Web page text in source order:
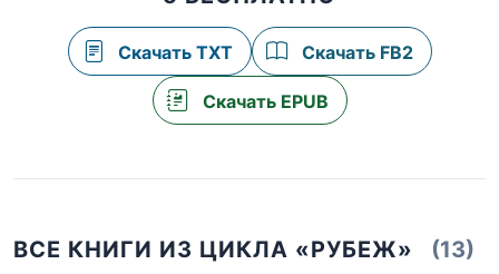
Скачать TXT Скачать FB2
Скачать EPUB
ВСЕ КНИГИ ИЗ ЦИКЛА «РУБЕЖ» (13)